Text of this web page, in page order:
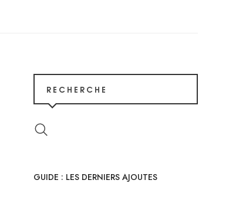
RECHERCHE
GUIDE : LES DERNIERS AJOUTES